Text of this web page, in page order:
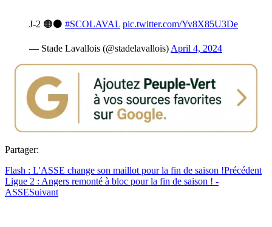
J-2 🟠⚫️ #SCOLAVAL pic.twitter.com/Yv8X85U3De
— Stade Lavallois (@stadelavallois) April 4, 2024
Partager:
Flash : L'ASSE change son maillot pour la fin de saison !Précédent
Ligue 2 : Angers remonté à bloc pour la fin de saison ! -
ASSESuivant